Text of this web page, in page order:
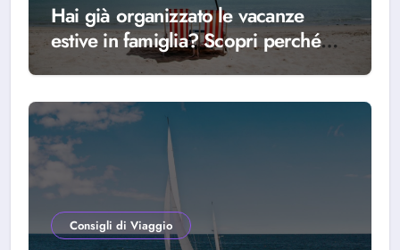
Hai già organizzato le vacanze
estive in famiglia? Scopri perché
scegliere Alba Adriatica
Consigli di Viaggio